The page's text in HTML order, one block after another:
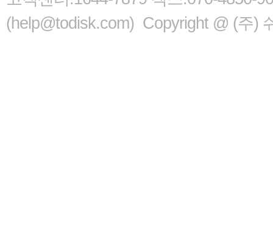
(help@todisk.com) Copyright @ (주)